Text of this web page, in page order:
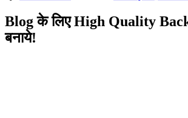
Blog के लिए High Quality
बनाये!